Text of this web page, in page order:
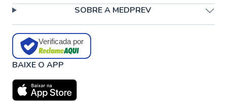
SOBRE A MEDPREV
Verificada por
BAIXE O APP